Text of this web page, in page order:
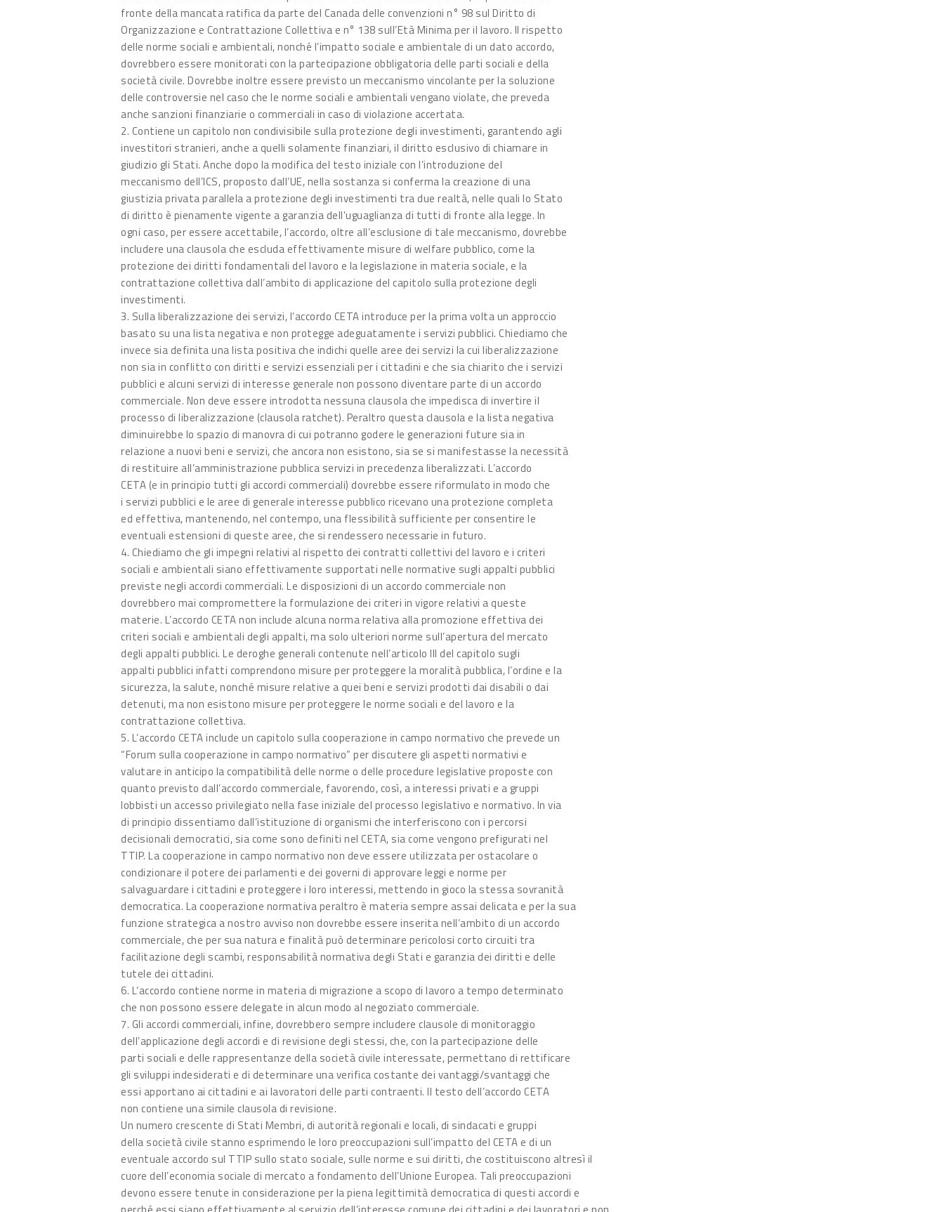
fronte della mancata ratifica da parte del Canada delle convenzioni n° 98 sul Diritto di
Organizzazione e Contrattazione Collettiva e n° 138 sull’Età Minima per il lavoro. Il rispetto
delle norme sociali e ambientali, nonché l’impatto sociale e ambientale di un dato accordo,
dovrebbero essere monitorati con la partecipazione obbligatoria delle parti sociali e della
società civile. Dovrebbe inoltre essere previsto un meccanismo vincolante per la soluzione
delle controversie nel caso che le norme sociali e ambientali vengano violate, che preveda
anche sanzioni finanziarie o commerciali in caso di violazione accertata.
2. Contiene un capitolo non condivisibile sulla protezione degli investimenti, garantendo agli
investitori stranieri, anche a quelli solamente finanziari, il diritto esclusivo di chiamare in
giudizio gli Stati. Anche dopo la modifica del testo iniziale con l’introduzione del
meccanismo dell’ICS, proposto dall’UE, nella sostanza si conferma la creazione di una
giustizia privata parallela a protezione degli investimenti tra due realtà, nelle quali lo Stato
di diritto è pienamente vigente a garanzia dell’uguaglianza di tutti di fronte alla legge. In
ogni caso, per essere accettabile, l’accordo, oltre all’esclusione di tale meccanismo, dovrebbe
includere una clausola che escluda effettivamente misure di welfare pubblico, come la
protezione dei diritti fondamentali del lavoro e la legislazione in materia sociale, e la
contrattazione collettiva dall’ambito di applicazione del capitolo sulla protezione degli
investimenti.
3. Sulla liberalizzazione dei servizi, l’accordo CETA introduce per la prima volta un approccio
basato su una lista negativa e non protegge adeguatamente i servizi pubblici. Chiediamo che
invece sia definita una lista positiva che indichi quelle aree dei servizi la cui liberalizzazione
non sia in conflitto con diritti e servizi essenziali per i cittadini e che sia chiarito che i servizi
pubblici e alcuni servizi di interesse generale non possono diventare parte di un accordo
commerciale. Non deve essere introdotta nessuna clausola che impedisca di invertire il
processo di liberalizzazione (clausola ratchet). Peraltro questa clausola e la lista negativa
diminuirebbe lo spazio di manovra di cui potranno godere le generazioni future sia in
relazione a nuovi beni e servizi, che ancora non esistono, sia se si manifestasse la necessità
di restituire all’amministrazione pubblica servizi in precedenza liberalizzati. L’accordo
CETA (e in principio tutti gli accordi commerciali) dovrebbe essere riformulato in modo che
i servizi pubblici e le aree di generale interesse pubblico ricevano una protezione completa
ed effettiva, mantenendo, nel contempo, una flessibilità sufficiente per consentire le
eventuali estensioni di queste aree, che si rendessero necessarie in futuro.
4. Chiediamo che gli impegni relativi al rispetto dei contratti collettivi del lavoro e i criteri
sociali e ambientali siano effettivamente supportati nelle normative sugli appalti pubblici
previste negli accordi commerciali. Le disposizioni di un accordo commerciale non
dovrebbero mai compromettere la formulazione dei criteri in vigore relativi a queste
materie. L’accordo CETA non include alcuna norma relativa alla promozione effettiva dei
criteri sociali e ambientali degli appalti, ma solo ulteriori norme sull’apertura del mercato
degli appalti pubblici. Le deroghe generali contenute nell’articolo III del capitolo sugli
appalti pubblici infatti comprendono misure per proteggere la moralità pubblica, l’ordine e la
sicurezza, la salute, nonché misure relative a quei beni e servizi prodotti dai disabili o dai
detenuti, ma non esistono misure per proteggere le norme sociali e del lavoro e la
contrattazione collettiva.
5. L’accordo CETA include un capitolo sulla cooperazione in campo normativo che prevede un
“Forum sulla cooperazione in campo normativo” per discutere gli aspetti normativi e
valutare in anticipo la compatibilità delle norme o delle procedure legislative proposte con
quanto previsto dall’accordo commerciale, favorendo, così, a interessi privati e a gruppi
lobbisti un accesso privilegiato nella fase iniziale del processo legislativo e normativo. In via
di principio dissentiamo dall’istituzione di organismi che interferiscono con i percorsi
decisionali democratici, sia come sono definiti nel CETA, sia come vengono prefigurati nel
TTIP. La cooperazione in campo normativo non deve essere utilizzata per ostacolare o
condizionare il potere dei parlamenti e dei governi di approvare leggi e norme per
salvaguardare i cittadini e proteggere i loro interessi, mettendo in gioco la stessa sovranità
democratica. La cooperazione normativa peraltro è materia sempre assai delicata e per la sua
funzione strategica a nostro avviso non dovrebbe essere inserita nell’ambito di un accordo
commerciale, che per sua natura e finalità può determinare pericolosi corto circuiti tra
facilitazione degli scambi, responsabilità normativa degli Stati e garanzia dei diritti e delle
tutele dei cittadini.
6. L’accordo contiene norme in materia di migrazione a scopo di lavoro a tempo determinato
che non possono essere delegate in alcun modo al negoziato commerciale.
7. Gli accordi commerciali, infine, dovrebbero sempre includere clausole di monitoraggio
dell’applicazione degli accordi e di revisione degli stessi, che, con la partecipazione delle
parti sociali e delle rappresentanze della società civile interessate, permettano di rettificare
gli sviluppi indesiderati e di determinare una verifica costante dei vantaggi/svantaggi che
essi apportano ai cittadini e ai lavoratori delle parti contraenti. Il testo dell’accordo CETA
non contiene una simile clausola di revisione.
Un numero crescente di Stati Membri, di autorità regionali e locali, di sindacati e gruppi
della società civile stanno esprimendo le loro preoccupazioni sull’impatto del CETA e di un
eventuale accordo sul TTIP sullo stato sociale, sulle norme e sui diritti, che costituiscono altresì il
cuore dell’economia sociale di mercato a fondamento dell’Unione Europea. Tali preoccupazioni
devono essere tenute in considerazione per la piena legittimità democratica di questi accordi e